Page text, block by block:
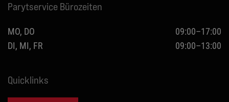
Parytservice Bürozeiten
MO, DO
09:00–17:00
DI, MI, FR
09:00–13:00
Quicklinks